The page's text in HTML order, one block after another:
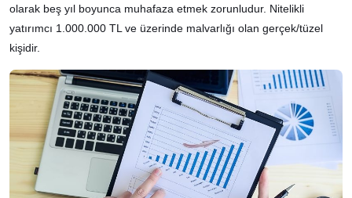
olarak beş yıl boyunca muhafaza etmek zorunludur. Nitelikli
yatırımcı 1.000.000 TL ve üzerinde malvarlığı olan gerçek/tüzel
kişidir.